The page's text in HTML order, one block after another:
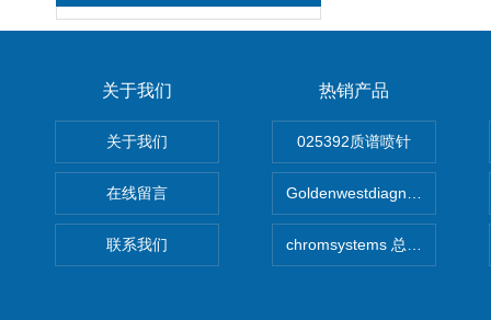
关于我们
关于我们
在线留言
联系我们
热销产品
025392质谱喷针
Goldenwestdiagnostics总代
chromsystems 总代理